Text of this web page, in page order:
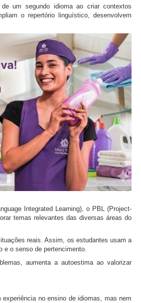
um segundo idioma ao criar contextos
o repertório linguístico, desenvolvem
Integrated Learning), o PBL (Project-
temas relevantes das diversas áreas do
reais. Assim, os estudantes usam a
e o senso de pertencimento.
aumenta a autoestima ao valorizar
no ensino de idiomas, mas nem